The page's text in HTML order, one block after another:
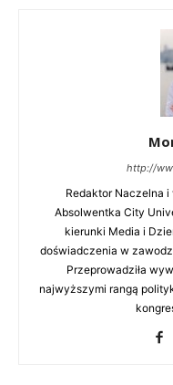
http://
Redaktor Naczelna i
Absolwentka City
kierunki Media i
doświadczenia w
Przeprowadziła
najwyższymi rangą